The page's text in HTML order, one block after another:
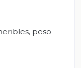
peso